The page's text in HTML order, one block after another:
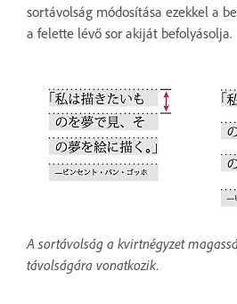
sortávolság módosítása ezekkel a
a felette lévő sor akiját befolyásolja.
A sortávolság a kvirtnégyzet
távolságára vonatkozik.